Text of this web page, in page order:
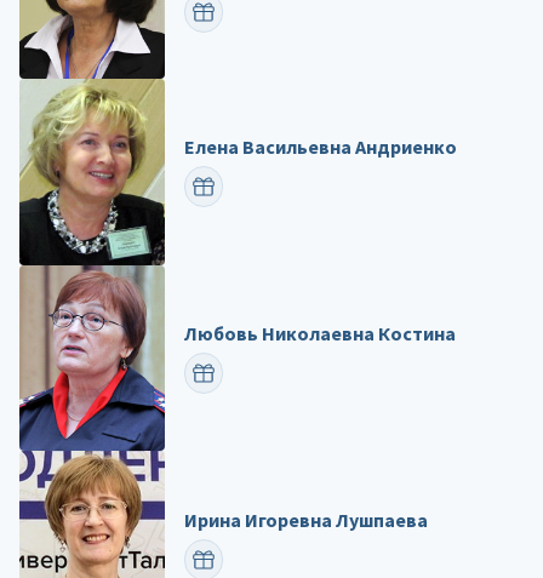
ПОЗДРАВИТЬ
Елена Васильевна Андриенко
ПОЗДРАВИТЬ
Любовь Николаевна Костина
ПОЗДРАВИТЬ
Ирина Игоревна Лушпаева
ПОЗДРАВИТЬ